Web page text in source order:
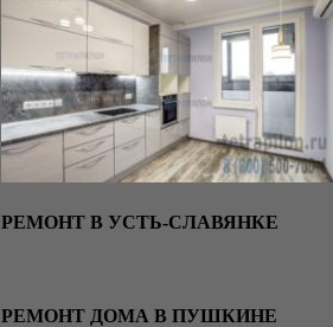
РЕМОНТ В УСТЬ-СЛАВЯНКЕ
РЕМОНТ ДОМА В ПУШКИНЕ